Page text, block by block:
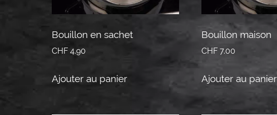
Bouillon en sachet
CHF 4.90
Ajouter au panier
Bouillon maison
CHF7.00
Ajouter au panier